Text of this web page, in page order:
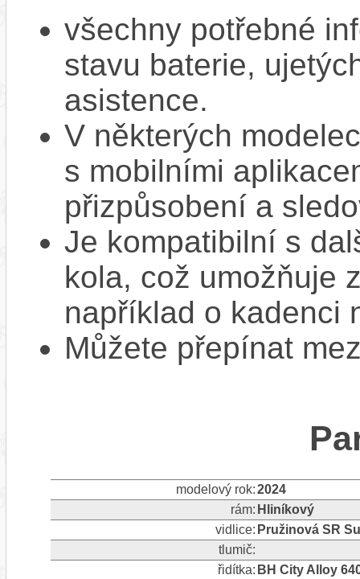
všechny potřebné
stavu baterie,
asistence.
V některých
s mobilními
přizpůsobení a
Je kompatibilní s
kola, což umožňuje
například o kadenci
Můžete přepínat
modelový rok:2024
rám: Hliníkový
vidlice: Pružinová SR
tlumič:
řidítka: BH City Alloy